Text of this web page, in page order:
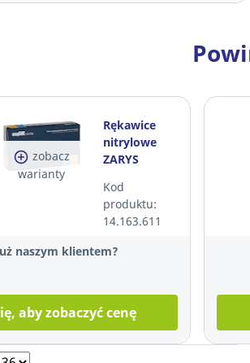
zobacz
warianty
Rękawice
nitrylowe
ZARYS
NITRILE,
niebieskie,
rozmiar M,
100 sztuk
Kod
produktu:
14.163.611
naszym klientem?
aby zobaczyć cenę